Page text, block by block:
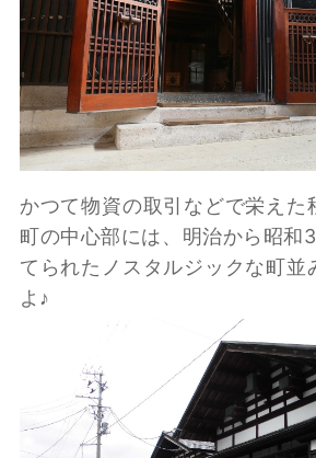
かつて物資の取引などで栄えた
町の中心部には、明治から昭和
てられたノスタルジックな町並
よ♪